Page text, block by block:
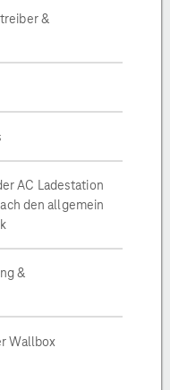
&
AC Ladestation
den allgemein
&
Wallbox